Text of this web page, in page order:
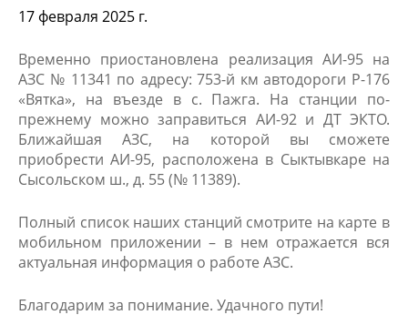
17 февраля 2025 г.
Временно приостановлена реализация АИ-95 на
АЗС № 11341 по адресу: 753-й км автодороги Р-176
«Вятка», на въезде в с. Пажга. На станции по-
прежнему можно заправиться АИ-92 и ДТ ЭКТО.
Ближайшая АЗС, на которой вы сможете
приобрести АИ-95, расположена в Сыктывкаре на
Сысольском ш., д. 55 (№ 11389).
Полный список наших станций смотрите на карте в
мобильном приложении – в нем отражается вся
актуальная информация о работе АЗС.
Благодарим за понимание. Удачного п​ути!​